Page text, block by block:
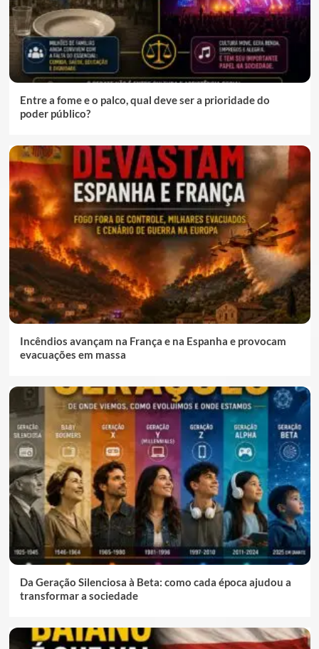
Entre a fome e o palco, qual deve ser a prioridade do
poder público?
Incêndios avançam na França e na Espanha e provocam
evacuações em massa
Da Geração Silenciosa à Beta: como cada época ajudou a
transformar a sociedade